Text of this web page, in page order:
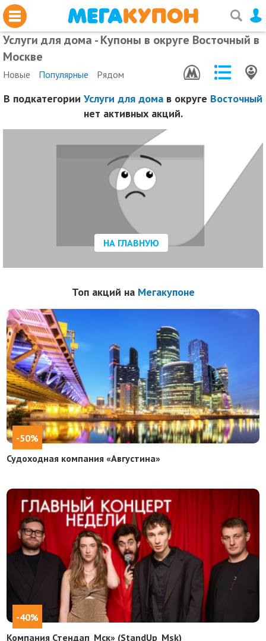
Услуги для дома - Купоны в округе Восточный в
Москве
Новые Популярные Рядом
В подкатегории Услуги для дома в округе Восточный
нет активных акций.
НА ГЛАВНУЮ
Топ акций на Мегакупоне
-50%
Судоходная компания «Августина»
-40%
Компания Стендап_Мск» (StandUp_Msk)